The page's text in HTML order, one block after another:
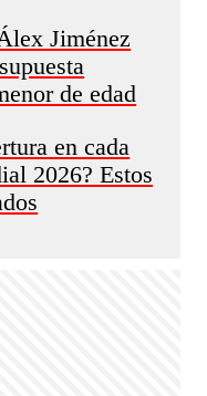
Jiménez
de edad
en cada
2026? Estos